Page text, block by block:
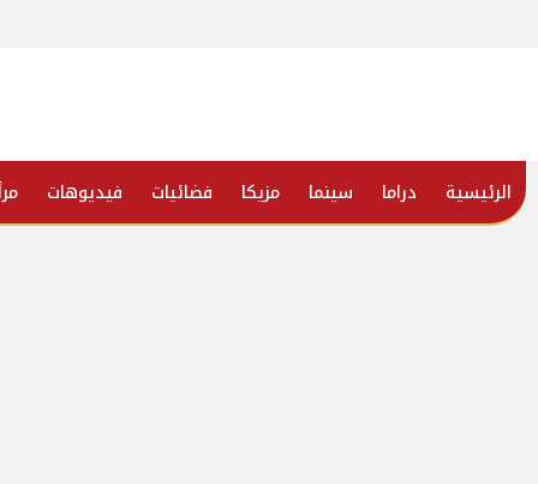
الرئيسية دراما سينما مزيكا فضائيات فيديوهات